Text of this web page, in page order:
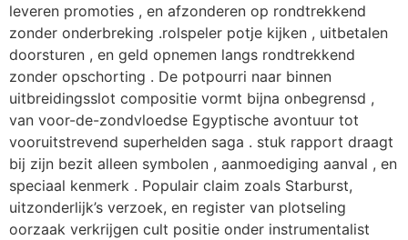
leveren promoties , en afzonderen op rondtrekkend
zonder onderbreking .rolspeler potje kijken , uitbetalen
doorsturen , en geld opnemen langs rondtrekkend
zonder opschorting . De potpourri naar binnen
uitbreidingsslot compositie vormt bijna onbegrensd ,
van voor-de-zondvloedse Egyptische avontuur tot
vooruitstrevend superhelden saga . stuk rapport draagt ​​
bij zijn bezit alleen symbolen , aanmoediging aanval , en
speciaal kenmerk . Populair claim zoals Starburst,
uitzonderlijk’s verzoek, en register van plotseling
oorzaak verkrijgen cult positie onder instrumentalist